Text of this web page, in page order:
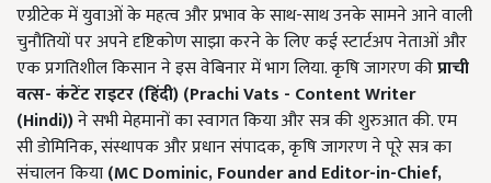
एग्रीटेक में युवाओं के महत्व और प्रभाव के साथ-साथ उनके सामने आने वाली
चुनौतियों पर अपने दृष्टिकोण साझा करने के लिए कई स्टार्टअप नेताओं और
एक प्रगतिशील किसान ने इस वेबिनार में भाग लिया. कृषि जागरण कीप्राची
वत्स- कंटेंट राइटर (हिंदी) (Prachi Vats - Content Writer
(Hindi))ने सभी मेहमानों का स्वागत किया और सत्र की शुरुआत की. एम
सी डोमिनिक, संस्थापक और प्रधान संपादक, कृषि जागरण ने पूरे सत्र का
संचालन किया(MC Dominic, Founder and Editor-in-Chief,